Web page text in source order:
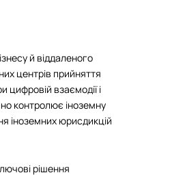
й віддаленого
центрів прийняття
цифровій взаємодії і
контролює іноземну
іноземних юрисдикцій
рішення